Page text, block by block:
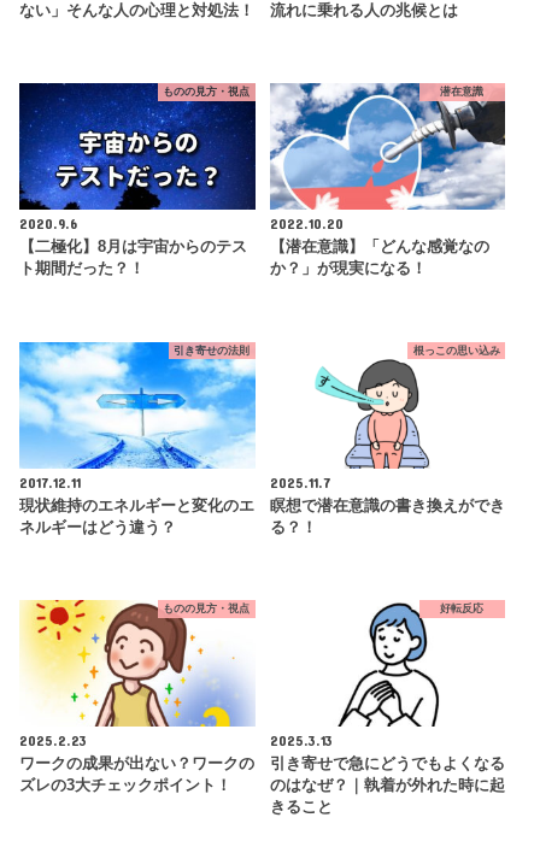
ない」そんな人の心理と対処法！
流れに乗れる人の兆候とは
ものの見方・視点
2020.9.6
【二極化】8月は宇宙からのテス
ト期間だった？！
潜在意識
2022.10.20
【潜在意識】「どんな感覚なの
か？」が現実になる！
引き寄せの法則
2017.12.11
現状維持のエネルギーと変化のエ
ネルギーはどう違う？
根っこの思い込み
2025.11.7
瞑想で潜在意識の書き換えができ
る？！
ものの見方・視点
2025.2.23
ワークの成果が出ない？ワークの
ズレの3大チェックポイント！
好転反応
2025.3.13
引き寄せで急にどうでもよくなる
のはなぜ？｜執着が外れた時に起
きること